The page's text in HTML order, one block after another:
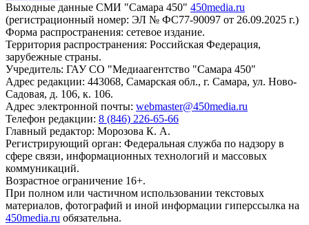
Выходные данные СМИ "Самара 450" 450media.ru
(регистрационный номер: ЭЛ № ФС77-90097 от 26.09.2025 г.)
Форма распространения: сетевое издание.
Территория распространения: Российская Федерация,
зарубежные страны.
Учредитель: ГАУ СО "Медиаагентство "Самара 450"
Адрес редакции: 443068, Самарская обл., г. Самара, ул. Ново-
Садовая, д. 106, к. 106.
Адрес электронной почты: webmaster@450media.ru
Телефон редакции: 8 (846) 226-65-66
Главный редактор: Морозова К. А.
Регистрирующий орган: Федеральная служба по надзору в
сфере связи, информационных технологий и массовых
коммуникаций.
Возрастное ограничение 16+.
При полном или частичном использовании текстовых
материалов, фотографий и иной информации гиперссылка на
450media.ru обязательна.